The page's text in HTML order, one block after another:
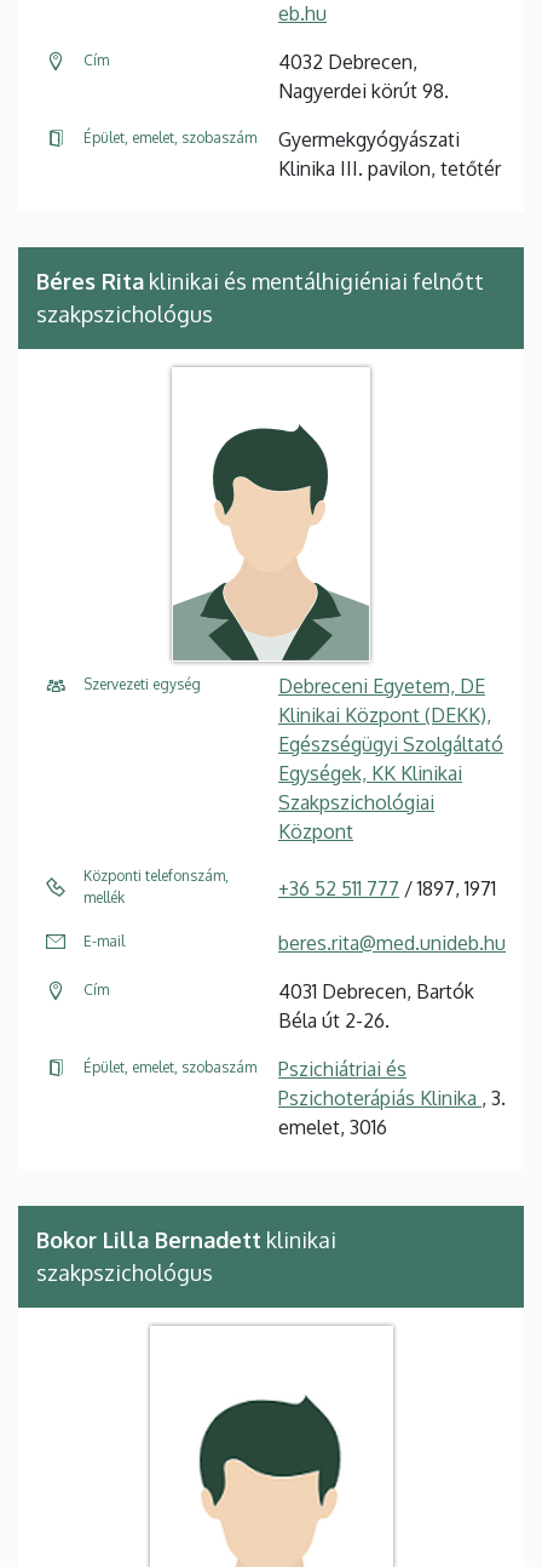
eb.hu
Cím
4032 Debrecen,
Nagyerdei körút 98.
Épület, emelet, szobaszám
Gyermekgyógyászati
Klinika III. pavilon, tetőtér
Béres Rita klinikai és mentálhigiéniai felnőtt
szakpszichológus
Szervezeti egység
Debreceni Egyetem, DE
Klinikai Központ (DEKK),
Egészségügyi Szolgáltató
Egységek, KK Klinikai
Szakpszichológiai
Központ
Központi telefonszám,
mellék
+36 52 511 777 / 1897, 1971
E-mail beres.rita@med.unideb.hu
Cím
4031 Debrecen, Bartók
Béla út 2-26.
Épület, emelet, szobaszám
Pszichiátriai és
Pszichoterápiás Klinika , 3.
emelet, 3016
Bokor Lilla Bernadett klinikai
szakpszichológus